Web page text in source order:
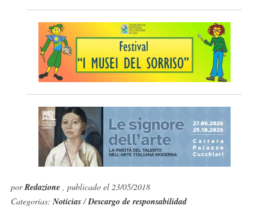
porRedazione , publicado el 23/05/2018
Categorías:Noticias/Descargo de responsabilidad